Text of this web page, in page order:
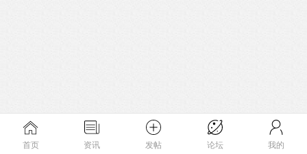
首页 资讯 发帖 论坛 我的